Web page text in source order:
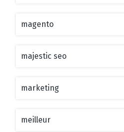
magento
majestic seo
marketing
meilleur